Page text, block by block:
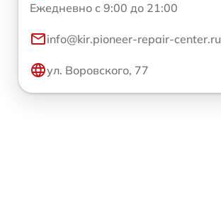
Ежедневно с 9:00 до 21:00
info@kir.pioneer-repair-center.ru
ул. Воровского, 77